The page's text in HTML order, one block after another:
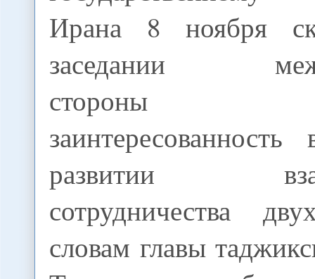
Ирана 8 ноября
заседании
стороны
развитии
сотрудничества
словам главы